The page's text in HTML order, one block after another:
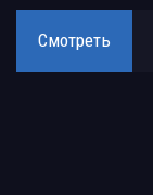
Смотреть